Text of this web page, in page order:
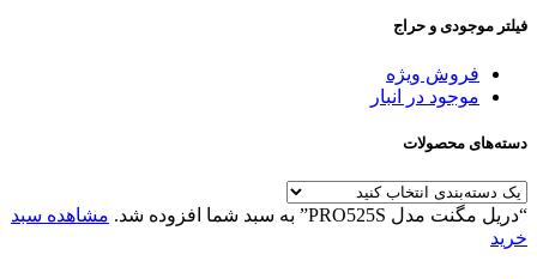
فیلتر موجودی و حراج
فروش ویژه
موجود در انبار
دسته‌های محصولات
“دریل مگنت مدل PRO525S” به سبد شما افزوده شد.
مشاهده سبد
خرید